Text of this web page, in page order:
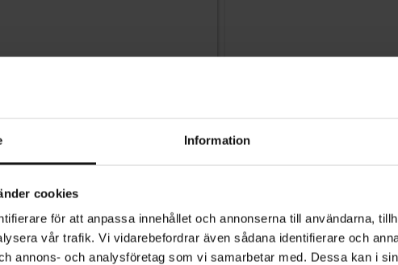
Information
cookies
för att anpassa innehållet och annonserna till användarna,
vår trafik. Vi vidarebefordrar även sådana identifierare och
annons- och analysföretag som vi samarbetar med. Dessa kan i
339